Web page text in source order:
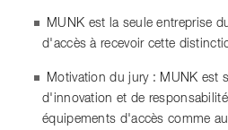
MUNK est la seule entreprise
d'accès à recevoir cette
Motivation du jury : MUNK est
d'innovation et de
équipements d'accès comme